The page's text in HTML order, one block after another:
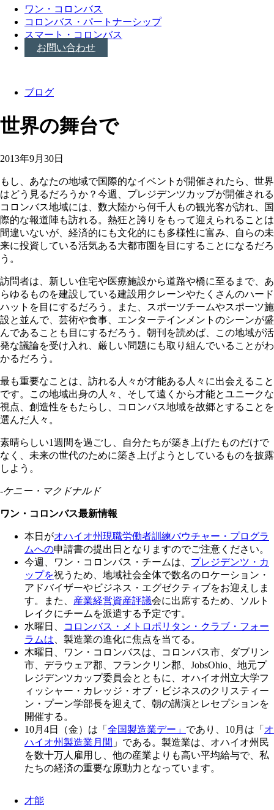
ワン・コロンバス
コロンバス・パートナーシップ
スマート・コロンバス
お問い合わせ
ブログ
世界の舞台で
2013年9月30日
もし、あなたの地域で国際的なイベントが開催されたら、世界
はどう見るだろうか？今週、プレジデンツカップが開催される
コロンバス地域には、数大陸から何千人もの観光客が訪れ、国
際的な報道陣も訪れる。熱狂と誇りをもって迎えられることは
間違いないが、経済的にも文化的にも多様性に富み、自らの未
来に投資している活気ある大都市圏を目にすることになるだろ
う。
訪問者は、新しい住宅や医療施設から道路や橋に至るまで、あ
らゆるものを建設している建設用クレーンやたくさんのハード
ハットを目にするだろう。また、スポーツチームやスポーツ施
設と並んで、芸術や食事、エンターテインメントのシーンが盛
んであることも目にするだろう。朝刊を読めば、この地域が活
発な議論を受け入れ、厳しい問題にも取り組んでいることがわ
かるだろう。
最も重要なことは、訪れる人々が才能ある人々に出会えること
です。この地域出身の人々、そして遠くから才能とユニークな
視点、創造性をもたらし、コロンバス地域を故郷とすることを
選んだ人々。
素晴らしい1週間を過ごし、自分たちが築き上げたものだけで
なく、未来の世代のために築き上げようとしているものを披露
しよう。
-ケニー・マクドナルド
ワン・コロンバス最新情報
本日がオハイオ州現職労働者訓練バウチャー・プログラ
ムへの申請書の提出日となりますのでご注意ください。
今週、ワン・コロンバス・チームは、 プレジデンツ・カ
ップを祝うため、地域社会全体で数名のロケーション・
アドバイザーやビジネス・エグゼクティブをお迎えしま
す。また、 産業経営資産評議会に出席するため、ソルト
レイクにチームを派遣する予定です。
水曜日、
コロンバス・メトロポリタン・クラブ・フォー
ラムは 、製造業の進化に焦点を当てる。
木曜日、ワン・コロンバスは、コロンバス市、ダブリン
市、デラウェア郡、フランクリン郡、JobsOhio、地元プ
レジデンツカップ委員会とともに、オハイオ州立大学フ
ィッシャー・カレッジ・オブ・ビジネスのクリスティー
ン・プーン学部長を迎えて、朝の講演とレセプションを
開催する。
10月4日（金）は「 全国製造業デー」 であり、10月は「 オ
ハイオ州製造業月間 」である。製造業は、オハイオ州民
を数十万人雇用し、他の産業よりも高い平均給与で、私
たちの経済の重要な原動力となっています。
才能